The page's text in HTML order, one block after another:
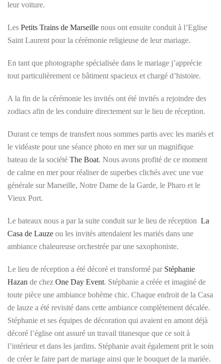
leur voiture.
Les Petits Trains de Marseille nous ont ensuite conduit à l’Eglise
Saint Laurent pour la cérémonie religieuse de leur mariage.
En tant que photographe spécialisée dans le mariage j’apprécie
tout particulièrement ce bâtiment spacieux et chargé d’histoire.
A la fin de la cérémonie les invités ont été invités a rejoindre des
zodiacs afin de les conduire directement sur le lieu de réception.
Durant ce temps de transfert nous sommes partis avec les mariés et
le vidéaste pour une séance photo en mer sur un magnifique
bateau de la société The Boat. Nous avons profité de ce moment
de calme en mer pour réaliser de superbes clichés avec une vue
générale sur Marseille, Notre Dame de la Garde, le Pharo et le
Vieux Port.
Le bateaux nous a par la suite conduit sur le lieu de réception La
Casa de Lauze ou les invités attendaient les mariés dans une
ambiance chaleureuse orchestrée par une saxophoniste.
Le lieu de réception a été décoré et transformé par Stéphanie
Hazan de chez One Day Event. Stéphanie a créée et imaginé de
toute pièce une ambiance bohème chic. Chaque endroit de la Casa
de lauze a été revisité dans cette ambiance complètement décalée.
Stéphanie et ses équipes de décoration qui avaient en amont déjà
décoré l’église ont assuré un travail titanesque que ce soit à
l’intérieur et dans les jardins. Stéphanie avait également prit le soin
de créer le faire part de mariage ainsi que le bouquet de la mariée.